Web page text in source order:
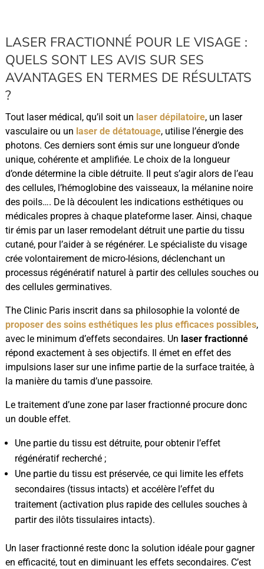
LASER FRACTIONNÉ POUR LE VISAGE :
QUELS SONT LES AVIS SUR SES
AVANTAGES EN TERMES DE RÉSULTATS
?
Tout laser médical, qu’il soit un laser dépilatoire, un laser
vasculaire ou un laser de détatouage, utilise l’énergie des
photons. Ces derniers sont émis sur une longueur d’onde
unique, cohérente et amplifiée. Le choix de la longueur
d’onde détermine la cible détruite. Il peut s’agir alors de l’eau
des cellules, l’hémoglobine des vaisseaux, la mélanine noire
des poils…. De là découlent les indications esthétiques ou
médicales propres à chaque plateforme laser. Ainsi, chaque
tir émis par un laser remodelant détruit une partie du tissu
cutané, pour l’aider à se régénérer. Le spécialiste du visage
crée volontairement de micro-lésions, déclenchant un
processus régénératif naturel à partir des cellules souches ou
des cellules germinatives.
The Clinic Paris inscrit dans sa philosophie la volonté de
proposer des soins esthétiques les plus efficaces possibles,
avec le minimum d’effets secondaires. Un laser fractionné
répond exactement à ses objectifs. Il émet en effet des
impulsions laser sur une infime partie de la surface traitée, à
la manière du tamis d’une passoire.
Le traitement d’une zone par laser fractionné procure donc
un double effet.
Une partie du tissu est détruite, pour obtenir l’effet
régénératif recherché ;
Une partie du tissu est préservée, ce qui limite les effets
secondaires (tissus intacts) et accélère l’effet du
traitement (activation plus rapide des cellules souches à
partir des ilôts tissulaires intacts).
Un laser fractionné reste donc la solution idéale pour gagner
en efficacité, tout en diminuant les effets secondaires. C’est